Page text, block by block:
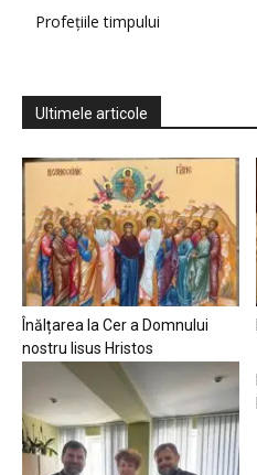
Profețiile timpului
Ultimele articole
Înălțarea la Cer a Domnului
nostru Iisus Hristos